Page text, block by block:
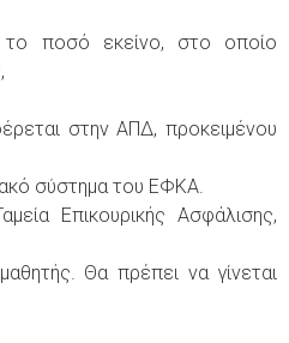
ποσό εκείνο, στο οποίο
στην ΑΠΔ, προκειμένου
σύστημα του ΕΦΚΑ.
Επικουρικής Ασφάλισης,
Θα πρέπει να γίνεται